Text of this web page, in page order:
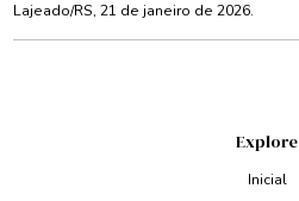
Lajeado/RS, 21 de janeiro de 2026.
Explore
Inicial